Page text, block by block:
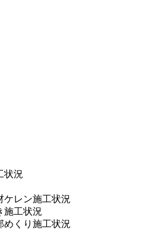
状況
ケレン施工状況
施工状況
めくり施工状況